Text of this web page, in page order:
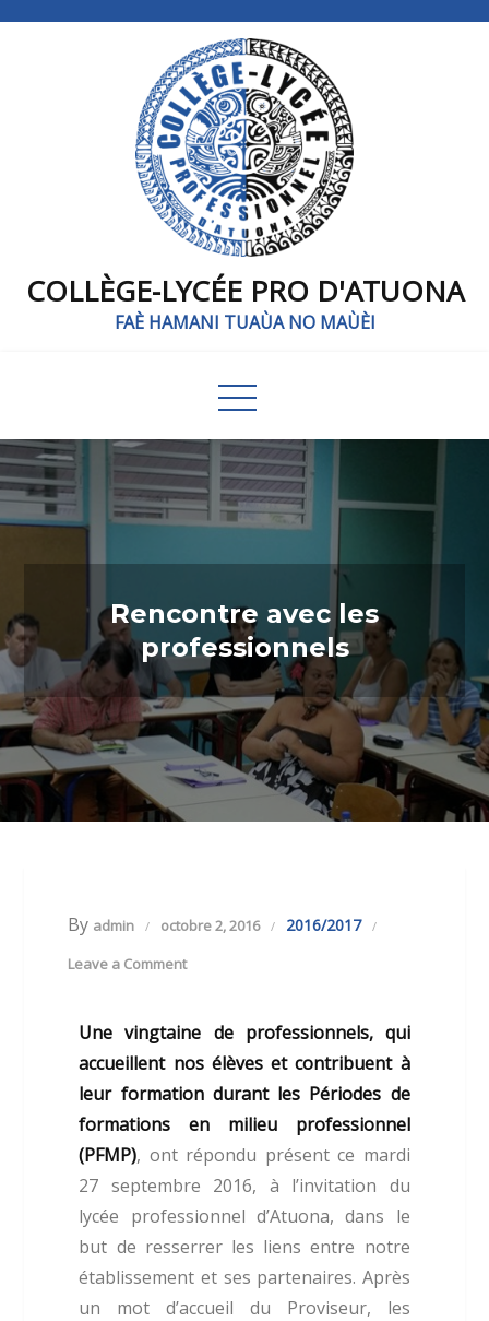
COLLÈGE-LYCÉE PRO D'ATUONA
FAÈ HAMANI TUAÙA NO MAÙÈI
Rencontre avec les
professionnels
By admin octobre 2, 2016 2016/2017
Leave a Comment
Une vingtaine de professionnels, qui
accueillent nos élèves et contribuent à
leur formation durant les Périodes de
formations en milieu professionnel
(PFMP), ont répondu présent ce mardi
27 septembre 2016, à l’invitation du
lycée professionnel d’Atuona, dans le
but de resserrer les liens entre notre
établissement et ses partenaires. Après
un mot d’accueil du Proviseur, les